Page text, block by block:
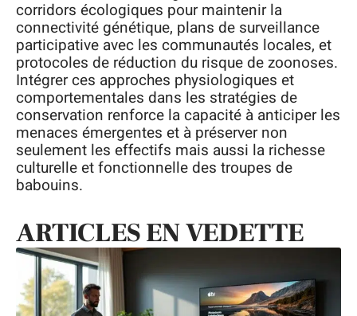
corridors écologiques pour maintenir la
connectivité génétique, plans de surveillance
participative avec les communautés locales, et
protocoles de réduction du risque de zoonoses.
Intégrer ces approches physiologiques et
comportementales dans les stratégies de
conservation renforce la capacité à anticiper les
menaces émergentes et à préserver non
seulement les effectifs mais aussi la richesse
culturelle et fonctionnelle des troupes de
babouins.
ARTICLES EN VEDETTE